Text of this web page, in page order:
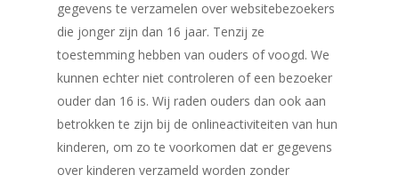
gegevens te verzamelen over websitebezoekers
die jonger zijn dan 16 jaar. Tenzij ze
toestemming hebben van ouders of voogd. We
kunnen echter niet controleren of een bezoeker
ouder dan 16 is. Wij raden ouders dan ook aan
betrokken te zijn bij de onlineactiviteiten van hun
kinderen, om zo te voorkomen dat er gegevens
over kinderen verzameld worden zonder